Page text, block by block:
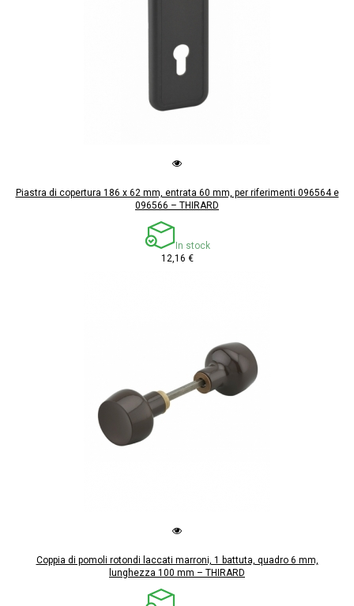
Piastra di copertura 186 x 62 mm, entrata 60 mm, per riferimenti 096564 e
096566 – THIRARD
In stock
12,16 €
Coppia di pomoli rotondi laccati marroni, 1 battuta, quadro 6 mm,
lunghezza 100 mm – THIRARD